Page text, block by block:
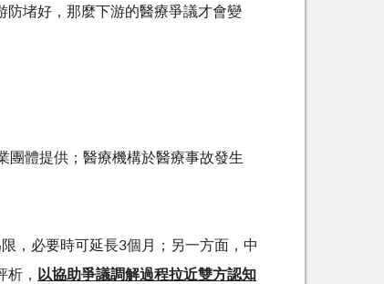
防堵好，那麼下游的醫療爭議才會變
團體提供；醫療機構於醫療事故發生
，必要時可延長3個月；另一方面，中
， 以協助爭議調解過程拉近雙方認知